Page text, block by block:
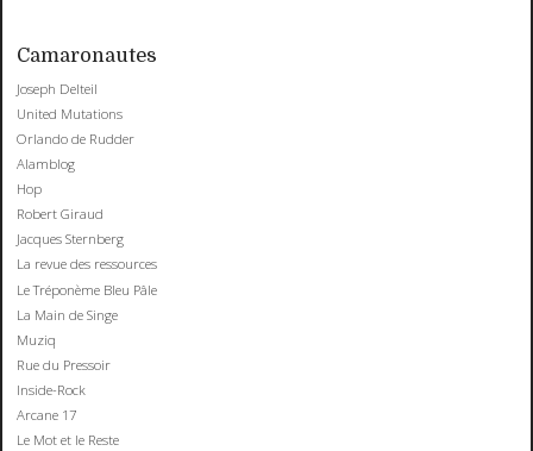
Camaronautes
Joseph Delteil
United Mutations
Orlando de Rudder
Alamblog
Hop
Robert Giraud
Jacques Sternberg
La revue des ressources
Le Tréponème Bleu Pâle
La Main de Singe
Muziq
Rue du Pressoir
Inside-Rock
Arcane 17
Le Mot et le Reste